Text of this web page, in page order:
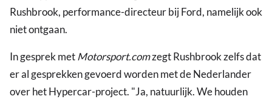
Rushbrook, performance-directeur bij Ford, namelijk ook
niet ontgaan.
In gesprek metMotorsport.comzegt Rushbrook zelfs dat
er al gesprekken gevoerd worden met de Nederlander
over het Hypercar-project. "Ja, natuurlijk. We houden